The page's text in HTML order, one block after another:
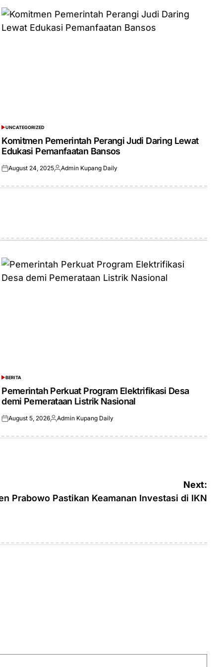
POSTED
IN
UNCATEGORIZED
Komitmen Pemerintah Perangi Judi Daring Lewat
Edukasi Pemanfaatan Bansos
Posted
August 24, 2025Posted
Admin Kupang Daily
POSTED
IN
BERITA
Pemerintah Perkuat Program Elektrifikasi Desa
demi Pemerataan Listrik Nasional
Posted
August 5, 2026Posted
Admin Kupang Daily
Next:
Prabowo Pastikan Keamanan Investasi di IKN